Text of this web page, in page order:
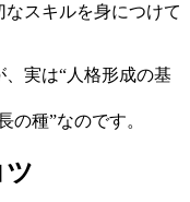
なスキルを身につけて
実は“人格形成の基
の種”なのです。